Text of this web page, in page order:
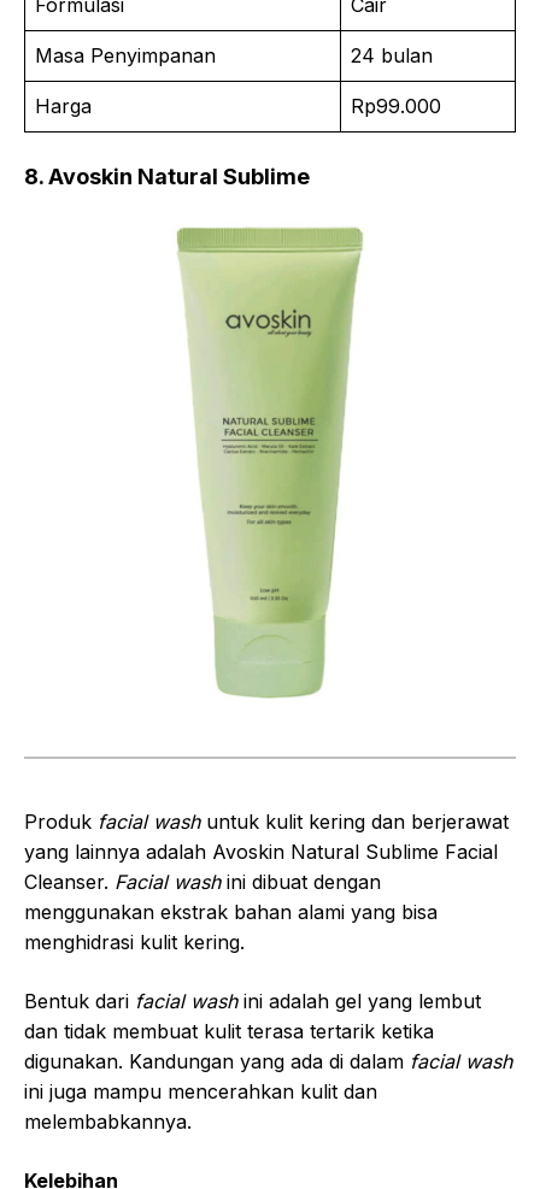
Formulasi Cair
Masa Penyimpanan 24 bulan
Harga Rp99.000
8. Avoskin Natural Sublime
Produk facial washuntuk kulit kering dan berjerawat
yang lainnya adalah Avoskin Natural Sublime Facial
Cleanser. Facial washini dibuat dengan
menggunakan ekstrak bahan alami yang bisa
menghidrasi kulit kering.
Bentuk dari facial washini adalah gel yang lembut
dan tidak membuat kulit terasa tertarik ketika
digunakan. Kandungan yang ada di dalam facial wash
ini juga mampu mencerahkan kulit dan
melembabkannya.
Kelebihan